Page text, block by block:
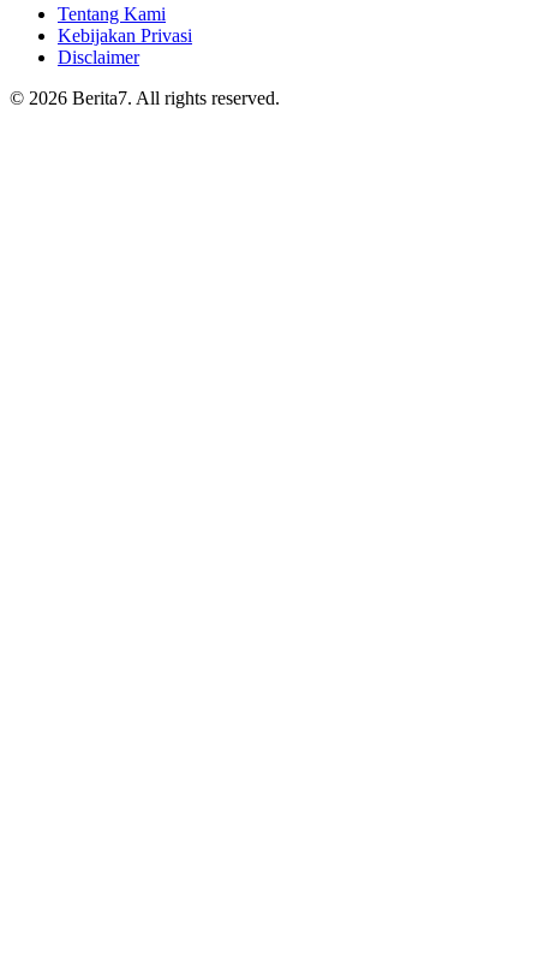
Tentang Kami
Kebijakan Privasi
Disclaimer
© 2026 Berita7. All rights reserved.